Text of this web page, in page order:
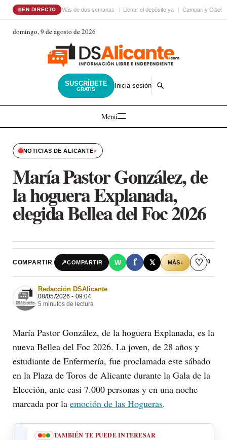
EN DIRECTO Más de dos semanas Llenar el depósito ya Campari y
domingo, 9 de agosto de 2026
SUSCRÍBETE
GRATIS Inicia sesión
Menú
NOTICIAS DE ALICANTE›
María Pastor González, de
la hoguera Explanada,
elegida Bellea del Foc 2026
COMPARTIR ↗COMPARTIR W f 𝕏 MÁS↓ ♡ 0
Redacción DSAlicante
08/05/2026 - 09:04
5 minutos de lectura
María Pastor González, de la hoguera Explanada, es la
nueva Bellea del Foc 2026. La joven, de 28 años y
estudiante de Enfermería, fue proclamada este sábado
en la Plaza de Toros de Alicante durante la Gala de la
Elección, ante casi 7.000 personas y en una noche
marcada por la emoción de las Hogueras.
TAMBIÉN TE PUEDE INTERESAR